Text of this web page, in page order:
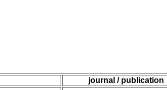
journal / publication